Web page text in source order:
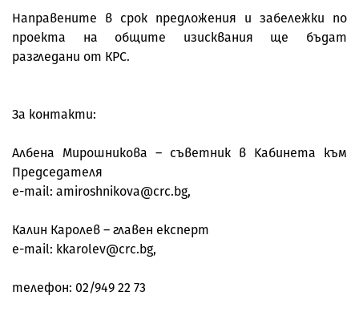
Направените в срок предложения и забележки по
проекта на общите изисквания ще бъдат
разгледани от КРС.
За контакти:
Албена Мирoшникова – съветник в Kабинета към
Председателя
e-mail: amiroshnikova@crc.bg,
Калин Каролев – главен експерт
e-mail: kkarolev@crc.bg,
телефон: 02/949 22 73